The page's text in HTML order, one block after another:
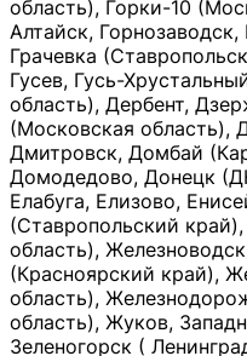
область), Горки-10
Алтайск,
Грачевка
Гусев, Гусь-
область), Дербент,
(Московская область),
Дмитровск, Домбай
Домодедово, Донецк
Елабуга, Елизово,
(Ставропольский
область),
(Красноярский край),
область),
область), Жуков,
Зеленогорск (